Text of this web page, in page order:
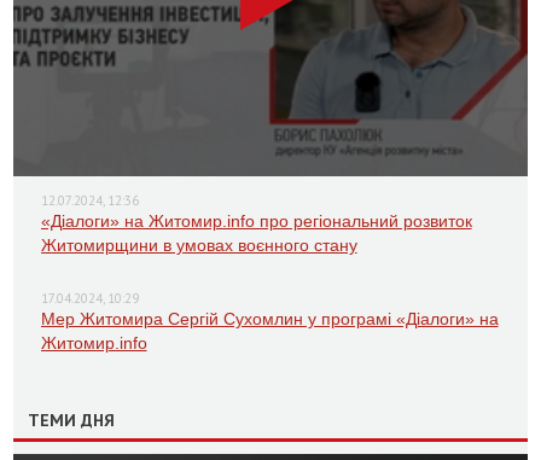
12.07.2024, 12:36
«Діалоги» на Житомир.info про регіональний розвиток
Житомирщини в умовах воєнного стану
17.04.2024, 10:29
Мер Житомира Сергій Сухомлин у програмі «Діалоги» на
Житомир.info
ТЕМИ ДНЯ